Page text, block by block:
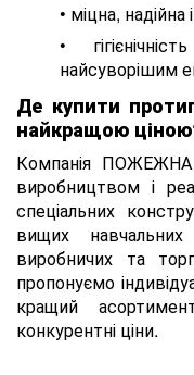
• міцна, надійна
•
найсуворішим
Де купити
найкращою
Компанія
виробництвом і
спеціальних
вищих навчальних
виробничих та
пропонуємо
кращий
конкурентні ціни.